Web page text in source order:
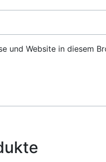
und Website in diesem